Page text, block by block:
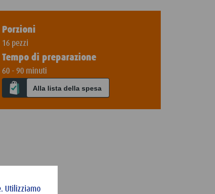
Porzioni
16 pezzi
Tempo di preparazione
60 - 90 minuti
Alla lista della spesa
Utilizziamo